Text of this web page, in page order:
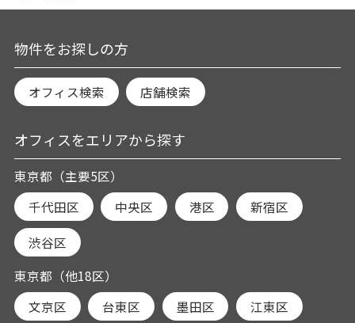
物件をお探しの方
オフィス検索 店舗検索
オフィスをエリアから探す
東京都（主要5区）
千代田区
中央区 港区 新宿区
渋谷区
東京都（他18区）
文京区
台東区 墨田区 江東区